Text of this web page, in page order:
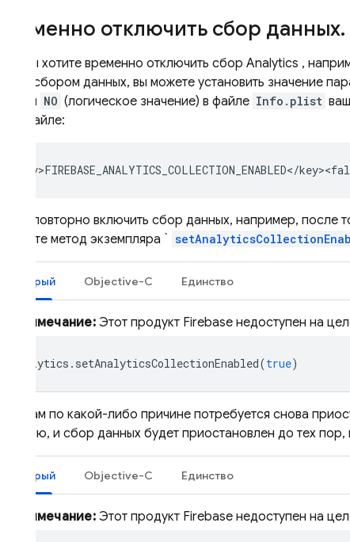
Временно отключить сбор данных.
Если вы хотите временно отключить сбор Analytics ,
перед сбором данных, вы можете установить значение
равным NO (логическое значение) в файле Info.plist
XML-файле:
Чтобы повторно включить сбор данных, например, после
вызовите метод экземпляра `
Быстрый Objective-C Единство
Примечание:Этот продукт Firebase недоступен на
Analytics . setAnalyticsCollectionEnabled(true)
Если вам по какой-либо причине потребуется снова
функцию, и сбор данных будет приостановлен до тех
Быстрый Objective-C Единство
Примечание:Этот продукт Firebase недоступен на